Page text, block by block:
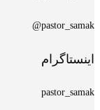
pastor_samak@
اینستاگرام
pastor_samak